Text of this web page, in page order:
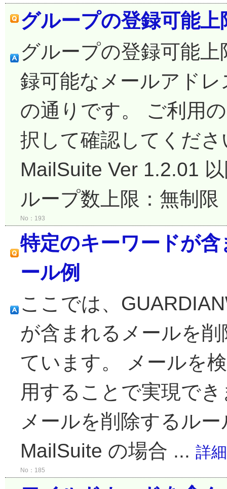
グループの登録可能
グループの登録可能
録可能なメールアド
の通りです。 ご利用
択して確認してくだ
MailSuite Ver 1.2.01
ループ数上限：無制
No：193
特定のキーワードが
ール例
ここでは、
が含まれるメールを
ています。 メールを
用することで実現で
メールを削除するル
MailSuite の場合 ... 詳
No：185